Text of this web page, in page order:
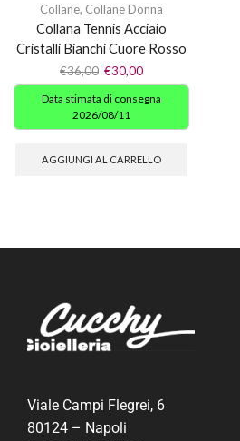
Collane, Collane Donna
Collana Tennis Acciaio
Cristalli Bianchi Cuore Rosso
€36,00 €30,00
Data stimata di consegna
2026/08/11
AGGIUNGI AL CARRELLO
Viale Campi Flegrei, 6
80124 – Napoli